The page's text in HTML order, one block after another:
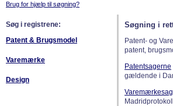
Brug for hjælp til søgning?
Søg i registrene:
Patent & Brugsmodel
Varemærke
Design
Søgning i
Patent- og
patent,
Patentsagerne
gældende i